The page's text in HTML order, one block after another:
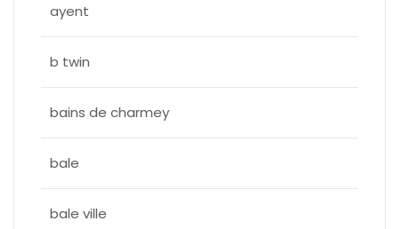
ayent
b twin
bains de charmey
bale
bale ville